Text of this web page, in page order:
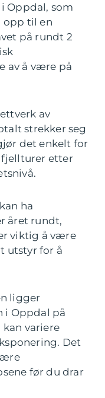
Oppdal, som
opp til en
på rundt 2
av å være på
av
strekker seg
det enkelt for
fjellturer etter
ha
året rundt,
viktig å være
utstyr for å
ligger
i Oppdal på
kan variere
Det
før du drar